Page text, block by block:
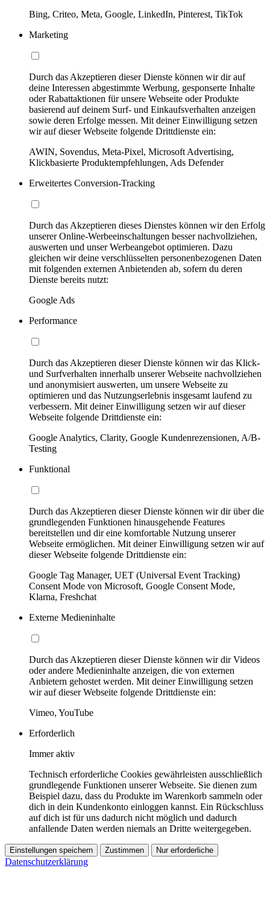
Bing, Criteo, Meta, Google, LinkedIn, Pinterest, TikTok
Marketing
Durch das Akzeptieren dieser Dienste können wir dir auf
deine Interessen abgestimmte Werbung, gesponserte Inhalte
oder Rabattaktionen für unsere Webseite oder Produkte
basierend auf deinem Surf- und Einkaufsverhalten anzeigen
sowie deren Erfolge messen. Mit deiner Einwilligung setzen
wir auf dieser Webseite folgende Drittdienste ein:
AWIN, Sovendus, Meta-Pixel, Microsoft Advertising,
Klickbasierte Produktempfehlungen, Ads Defender
Erweitertes Conversion-Tracking
Durch das Akzeptieren dieses Dienstes können wir den Erfolg
unserer Online-Werbeeinschaltungen besser nachvollziehen,
auswerten und unser Werbeangebot optimieren. Dazu
gleichen wir deine verschlüsselten personenbezogenen Daten
mit folgenden externen Anbietenden ab, sofern du deren
Dienste bereits nutzt:
Google Ads
Performance
Durch das Akzeptieren dieser Dienste können wir das Klick-
und Surfverhalten innerhalb unserer Webseite nachvollziehen
und anonymisiert auswerten, um unsere Webseite zu
optimieren und das Nutzungserlebnis insgesamt laufend zu
verbessern. Mit deiner Einwilligung setzen wir auf dieser
Webseite folgende Drittdienste ein:
Google Analytics, Clarity, Google Kundenrezensionen, A/B-
Testing
Funktional
Durch das Akzeptieren dieser Dienste können wir dir über die
grundlegenden Funktionen hinausgehende Features
bereitstellen und dir eine komfortable Nutzung unserer
Webseite ermöglichen. Mit deiner Einwilligung setzen wir auf
dieser Webseite folgende Drittdienste ein:
Google Tag Manager, UET (Universal Event Tracking)
Consent Mode von Microsoft, Google Consent Mode,
Klarna, Freshchat
Externe Medieninhalte
Durch das Akzeptieren dieser Dienste können wir dir Videos
oder andere Medieninhalte anzeigen, die von externen
Anbietern gehostet werden. Mit deiner Einwilligung setzen
wir auf dieser Webseite folgende Drittdienste ein:
Vimeo, YouTube
Erforderlich
Immer aktiv
Technisch erforderliche Cookies gewährleisten ausschließlich
grundlegende Funktionen unserer Webseite. Sie dienen zum
Beispiel dazu, dass du Produkte im Warenkorb sammeln oder
dich in dein Kundenkonto einloggen kannst. Ein Rückschluss
auf dich ist für uns dadurch nicht möglich und dadurch
anfallende Daten werden niemals an Dritte weitergegeben.
Einstellungen speichern Zustimmen Nur erforderliche
Datenschutzerklärung